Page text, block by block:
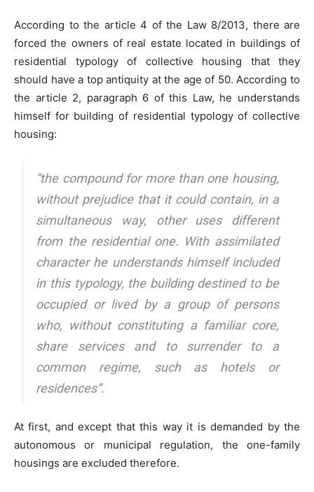
According to the article 4 of the Law 8/2013, there are
forced the owners of real estate located in buildings of
residential typology of collective housing that they
should have a top antiquity at the age of 50. According to
the article 2, paragraph 6 of this Law, he understands
himself for building of residential typology of collective
housing:
“the compound for more than one housing,
without prejudice that it could contain, in a
simultaneous way, other uses different
from the residential one. With assimilated
character he understands himself included
in this typology, the building destined to be
occupied or lived by a group of persons
who, without constituting a familiar core,
share services and to surrender to a
common regime, such as hotels or
residences”.
At first, and except that this way it is demanded by the
autonomous or municipal regulation, the one-family
housings are excluded therefore.